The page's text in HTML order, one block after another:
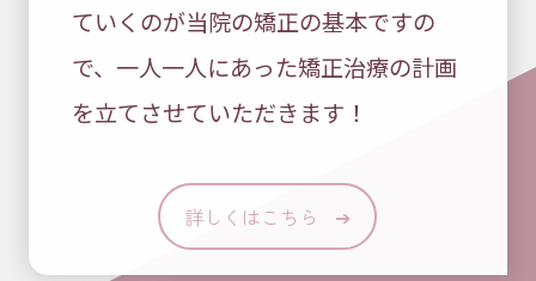
ていくのが当院の矯正の基本ですの
で、一人一人にあった矯正治療の計画
を立てさせていただきます！
詳しくはこちら ➔